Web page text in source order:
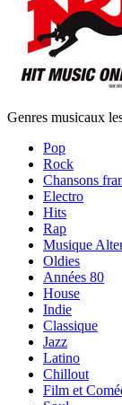
Genres musicaux
Pop
Rock
Chansons
Electro
Hits
Rap
Musique
Oldies
Années 80
House
Indie
Classique
Jazz
Latino
Chillout
Film et